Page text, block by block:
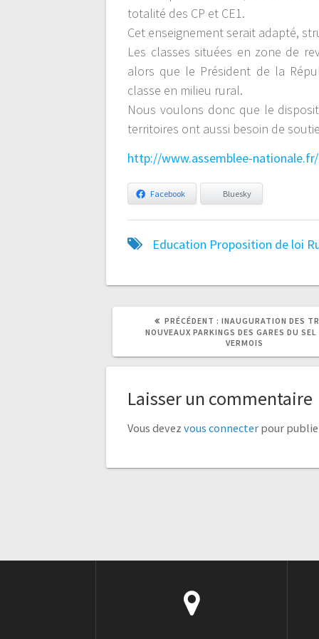
totalité des CP et CE1.
Cet enseignement serait adapté,
Les classes situées en zone de
alors que le Président de la
classe en milieu rural.
Nous voulons donc que le
territoires ont aussi besoin de
http://www.assemblee-
Facebook Bluesky
Education Proposition de loi
PRÉCÉDENT :
ARTICLE
PRÉCÉDENT
INAUGURATION DES
NOUVEAUX PARKINGS DES GARES DU SEL
VERMOIS
ARTICLE
Laisser un commentaire
Vous devezvous connecter pour